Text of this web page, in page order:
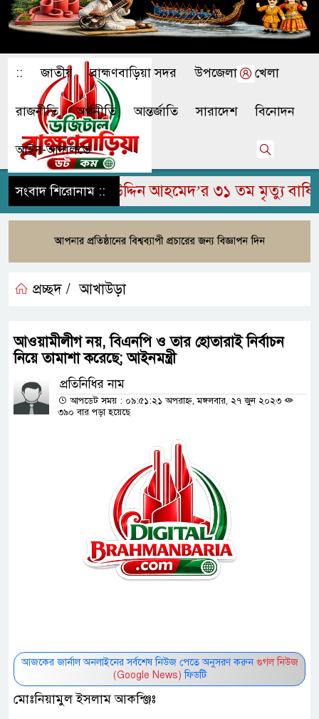
:: জাতীয় ব্রাহ্মণবাড়িয়া সদর উপজেলা খেলা
রাজনীতি অর্থনীতি আন্তর্জাতি সারাদেশ বিনোদন
আইন-আদালতে
সংবাদ শিরোনাম ::
মরহুম জামির উদ্দিন আহমেদ’র ৩১ তম মৃত্যু বার্ষিকী
প্রচ্ছদ / আখাউড়া
আওয়ামীলীগ নয়, বিএনপি ও তার হোতারাই নির্বাচন
নিয়ে তামাশা করেছে; আইনমন্ত্রী
প্রতিনিধির নাম
আপডেট সময় : ০৯:৫১:২১ অপরাহ্ন, মঙ্গলবার, ২৭ জুন ২০২৩
৩৯০ বার পড়া হয়েছে
আজকের জার্নাল অনলাইনের সর্বশেষ নিউজ পেতে অনুসরণ করুন গুগল নিউজ
(Google News) ফিডটি
মোঃনিয়ামুল ইসলাম আকন্ঞ্জিঃ